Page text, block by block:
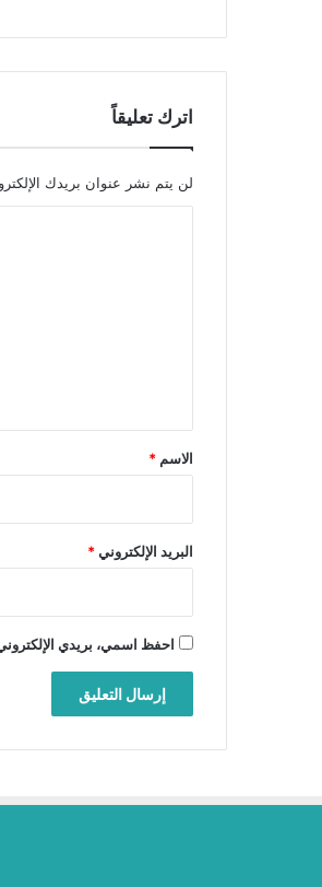
اترك تعليقاً
لن يتم نشر عنوان بريدك
*
الاسم *
البريد الإلكتروني*
احفظ اسمي، بريدي